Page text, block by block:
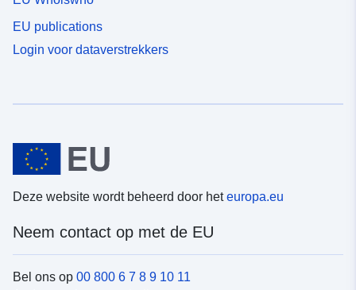
EU publications
Login voor dataverstrekkers
Deze website wordt beheerd door heteuropa.eu
Neem contact op met de EU
Bel ons op 00 800 6 7 8 9 10 11